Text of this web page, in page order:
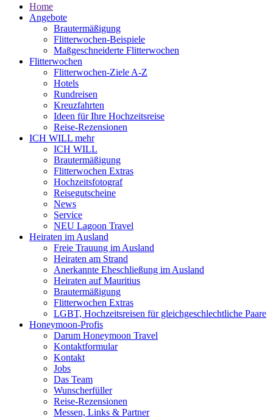
Home
Angebote
Brautermäßigung
Flitterwochen-Beispiele
Maßgeschneiderte Flitterwochen
Flitterwochen
Flitterwochen-Ziele A-Z
Hotels
Rundreisen
Kreuzfahrten
Ideen für Ihre Hochzeitsreise
Reise-Rezensionen
ICH WILL mehr
ICH WILL
Brautermäßigung
Flitterwochen Extras
Hochzeitsfotograf
Reisegutscheine
News
Service
NEU Lagoon Travel
Heiraten im Ausland
Freie Trauung im Ausland
Heiraten am Strand
Anerkannte Eheschließung im Ausland
Heiraten auf Mauritius
Brautermäßigung
Flitterwochen Extras
LGBT, Hochzeitsreisen für gleichgeschlechtliche Paare
Honeymoon-Profis
Darum Honeymoon Travel
Kontaktformular
Kontakt
Jobs
Das Team
Wunscherfüller
Reise-Rezensionen
Messen, Links & Partner